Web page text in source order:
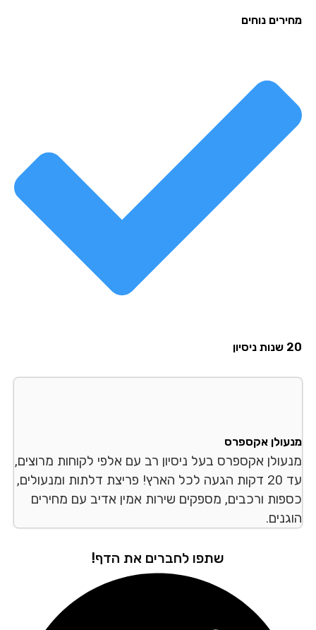
נוחים
אקספרס
אקספרס בעל ניסיון רב עם אלפי לקוחות מרוצים,
עד 20 דקות הגעה לכל הארץ! פריצת דלתות ומנעולים,
ורכבים, מספקים שירות אמין אדיב עם מחירים
שתפו לחברים את הדף!